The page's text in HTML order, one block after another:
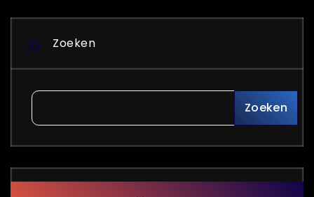
Zoeken
Zoeken